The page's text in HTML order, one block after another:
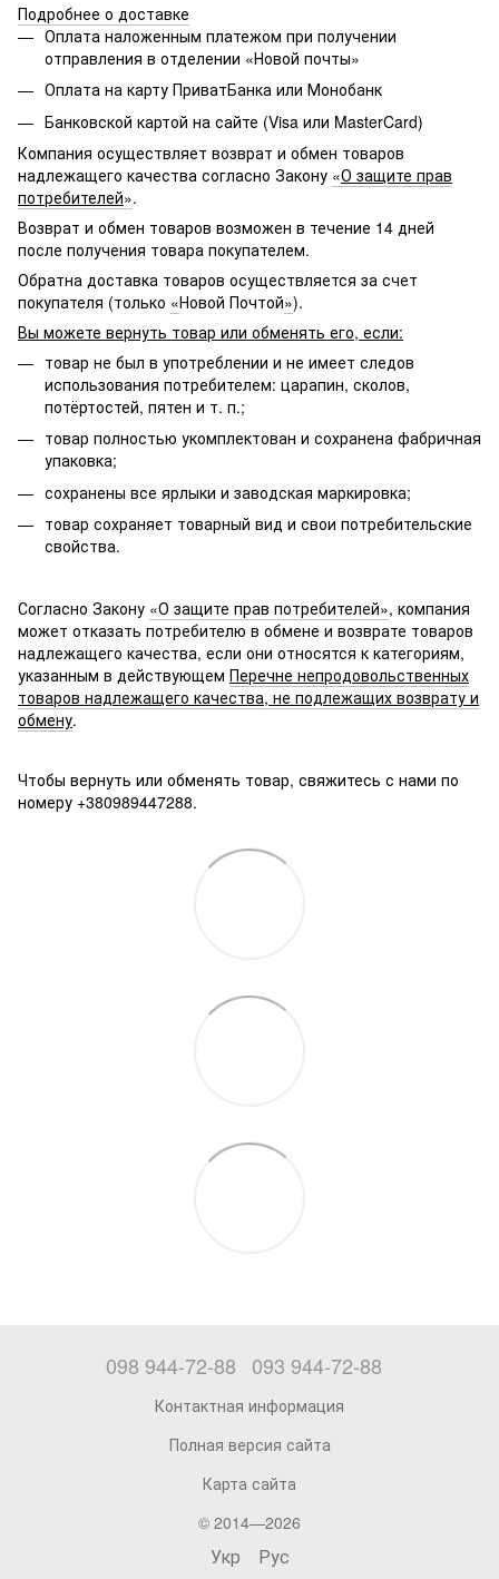
Подробнее о доставке
Оплата наложенным платежом при получении
отправления в отделении «Новой почты»
Оплата на карту ПриватБанка или Монобанк
Банковской картой на сайте (Visa или MasterCard)
Компания осуществляет возврат и обмен товаров
надлежащего качества согласно Закону «О защите прав
потребителей».
Возврат и обмен товаров возможен в течение 14 дней
после получения товара покупателем.
Обратна доставка товаров осуществляется за счет
покупателя (только «Новой Почтой»).
Вы можете вернуть товар или обменять его, если:
товар не был в употреблении и не имеет следов
использования потребителем: царапин, сколов,
потёртостей, пятен и т. п.;
товар полностью укомплектован и сохранена фабричная
упаковка;
сохранены все ярлыки и заводская маркировка;
товар сохраняет товарный вид и свои потребительские
свойства.
Согласно Закону «О защите прав потребителей», компания
может отказать потребителю в обмене и возврате товаров
надлежащего качества, если они относятся к категориям,
указанным в действующем Перечне непродовольственных
товаров надлежащего качества, не подлежащих возврату и
обмену.
Чтобы вернуть или обменять товар, свяжитесь с нами по
номеру +380989447288.
098 944-72-88 093 944-72-88
Контактная информация
Полная версия сайта
Карта сайта
© 2014—2026
Укр Рус